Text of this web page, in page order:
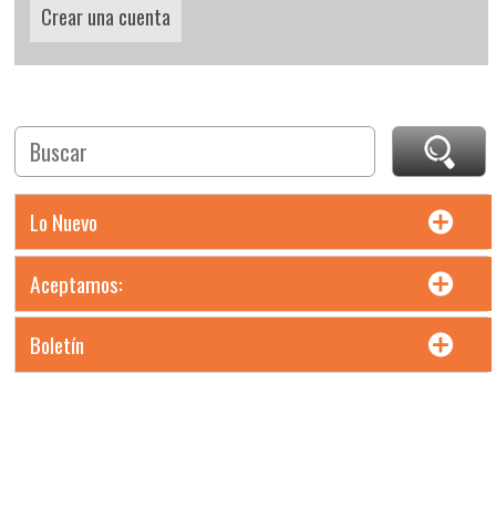
Crear una cuenta
Lo Nuevo
Aceptamos:
Boletín